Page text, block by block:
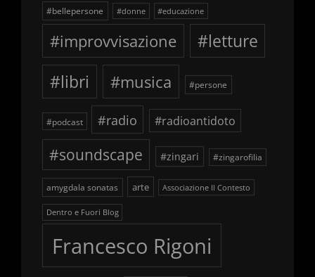
#bellepersone #donne #educazione
#improvvisazione
#letture
#libri
#musica #persone
#podcast #radio #radioantidoto
#soundscape #zingari #zingarofilia
amygdala sonatas arte Associazione Il Contesto
Dentro e Fuori Blog
Francesco Rigoni